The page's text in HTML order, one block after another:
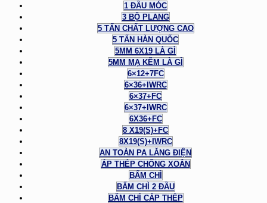
1 ĐẦU MÓC
3 BỘ PLANG
5 TẤN CHẤT LƯỢNG CAO
5 TẤN HÀN QUỐC
5MM 6X19 LÀ GÌ
5MM MẠ KẼM LÀ GÌ
6×12+7FC
6×36+IWRC
6×37+FC
6×37+IWRC
6X36+FC
8 X19(S)+FC
8X19(S)+IWRC
AN TOÀN PA LĂNG ĐIỆN
ÁP THÉP CHỐNG XOẮN
BẤM CHÌ
BẤM CHÌ 2 ĐẦU
BẤM CHÌ CÁP THÉP